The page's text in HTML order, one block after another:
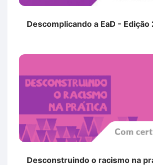
Descomplicando a EaD - Edição
Desconstruindo o racismo na